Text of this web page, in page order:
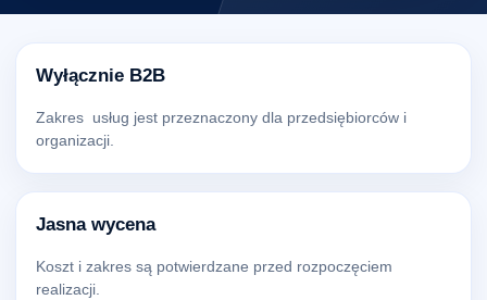
Wyłącznie B2B
Zakres usług jest przeznaczony dla przedsiębiorców i
organizacji.
Jasna wycena
Koszt i zakres są potwierdzane przed rozpoczęciem
realizacji.